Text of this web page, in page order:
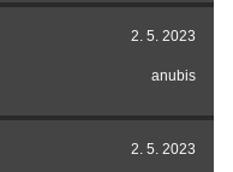
2. 5. 2023
anubis
2. 5. 2023